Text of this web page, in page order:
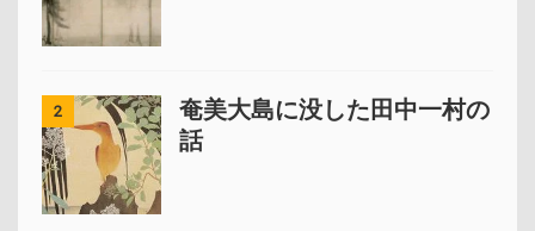
2
奄美大島に没した田中一村の
話